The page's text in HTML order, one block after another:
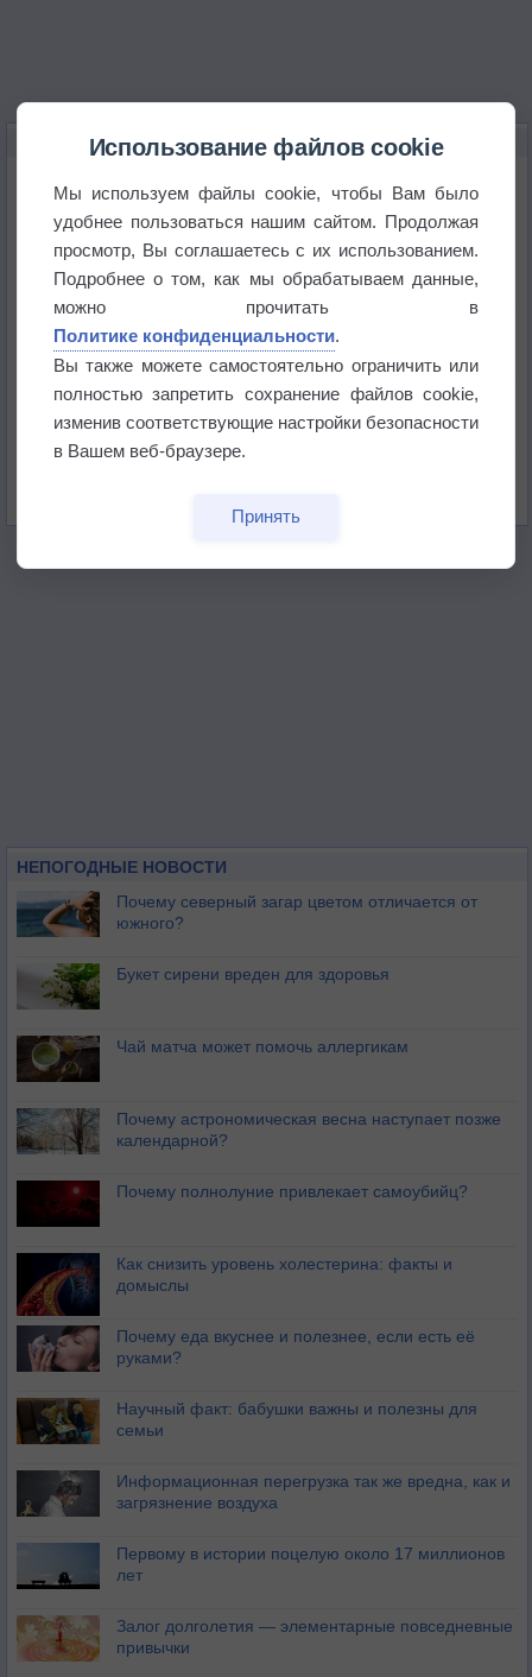
НОВОЕ О ПОГОДЕ
Приложение построит маршрут через тень
Атмосфера начала замерзать
В Приморье обнаружены морские волны тепла
Изменение климата повлияло на ареал обитания
НЕПОГОДНЫЕ НОВОСТИ
Почему северный загар цветом отличается от
южного?
Букет сирени вреден для здоровья
Чай матча может помочь аллергикам
Почему астрономическая весна наступает позже
календарной?
Почему полнолуние привлекает самоубийц?
Как снизить уровень холестерина: факты и
домыслы
Почему еда вкуснее и полезнее, если есть её
руками?
Научный факт: бабушки важны и полезны для
семьи
Информационная перегрузка так же вредна, как и
загрязнение воздуха
Первому в истории поцелую около 17 миллионов
лет
Залог долголетия — элементарные повседневные
привычки
Использование файлов cookie
Мы используем файлы cookie, чтобы Вам было
удобнее пользоваться нашим сайтом. Продолжая
просмотр, Вы соглашаетесь с их использованием.
Подробнее о том, как мы обрабатываем данные,
можно прочитать в
Политике конфиденциальности.
Вы также можете самостоятельно ограничить или
полностью запретить сохранение файлов cookie,
изменив соответствующие настройки безопасности
в Вашем веб-браузере.
Принять